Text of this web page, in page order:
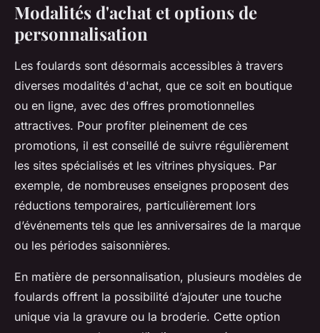
Modalités d'achat et options de
personnalisation
Les foulards sont désormais accessibles à travers
diverses modalités d'achat, que ce soit en boutique
ou en ligne, avec des offres promotionnelles
attractives. Pour profiter pleinement de ces
promotions, il est conseillé de suivre régulièrement
les sites spécialisés et les vitrines physiques. Par
exemple, de nombreuses enseignes proposent des
réductions temporaires, particulièrement lors
d’événements tels que les anniversaires de la marque
ou les périodes saisonnières.
En matière de personnalisation, plusieurs modèles de
foulards offrent la possibilité d’ajouter une touche
unique via la gravure ou la broderie. Cette option